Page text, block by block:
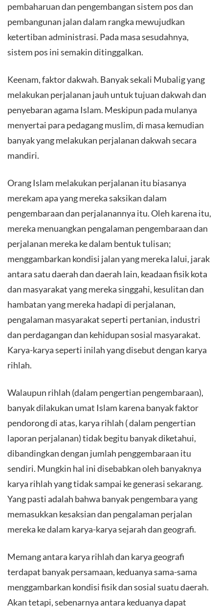
pembaharuan dan pengembangan sistem pos dan
pembangunan jalan dalam rangka mewujudkan
ketertiban administrasi. Pada masa sesudahnya,
sistem pos ini semakin ditinggalkan.
Keenam, faktor dakwah. Banyak sekali Mubalig yang
melakukan perjalanan jauh untuk tujuan dakwah dan
penyebaran agama Islam. Meskipun pada mulanya
menyertai para pedagang muslim, di masa kemudian
banyak yang melakukan perjalanan dakwah secara
mandiri.
Orang Islam melakukan perjalanan itu biasanya
merekam apa yang mereka saksikan dalam
pengembaraan dan perjalanannya itu. Oleh karena itu,
mereka menuangkan pengalaman pengembaraan dan
perjalanan mereka ke dalam bentuk tulisan;
menggambarkan kondisi jalan yang mereka lalui, jarak
antara satu daerah dan daerah lain, keadaan fisik kota
dan masyarakat yang mereka singgahi, kesulitan dan
hambatan yang mereka hadapi di perjalanan,
pengalaman masyarakat seperti pertanian, industri
dan perdagangan dan kehidupan sosial masyarakat.
Karya-karya seperti inilah yang disebut dengan karya
rihlah.
Walaupun rihlah (dalam pengertian pengembaraan),
banyak dilakukan umat Islam karena banyak faktor
pendorong di atas, karya rihlah ( dalam pengertian
laporan perjalanan) tidak begitu banyak diketahui,
dibandingkan dengan jumlah penggembaraan itu
sendiri. Mungkin hal ini disebabkan oleh banyaknya
karya rihlah yang tidak sampai ke generasi sekarang.
Yang pasti adalah bahwa banyak pengembara yang
memasukkan kesaksian dan pengalaman perjalan
mereka ke dalam karya-karya sejarah dan geografi.
Memang antara karya rihlah dan karya geografi
terdapat banyak persamaan, keduanya sama-sama
menggambarkan kondisi fisik dan sosial suatu daerah.
Akan tetapi, sebenarnya antara keduanya dapat